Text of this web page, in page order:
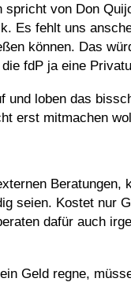
von Don
Es fehlt uns
können. Das
fdP ja eine
und loben das
erst mitmachen
Beratungen,
seien. Kostet nur
dafür auch
Geld regne,